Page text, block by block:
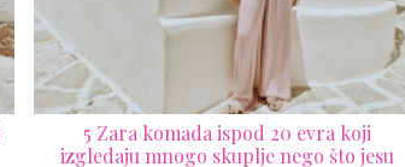
5 Zara komada ispod 20 evra koji
izgledaju mnogo skuplje nego što jesu